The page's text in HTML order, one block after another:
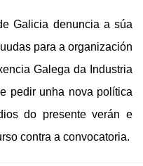
Galicia denuncia a súa
para a organización
Galega da Industria
pedir unha nova política
do presente verán e
contra a convocatoria.